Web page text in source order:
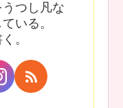
つし凡な
いる。
。